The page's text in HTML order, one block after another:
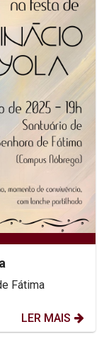
Fátima
LER MAIS